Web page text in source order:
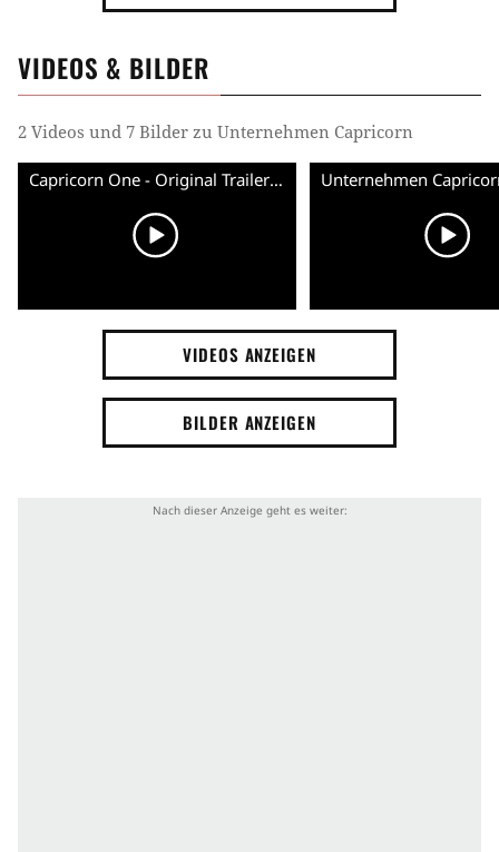
VIDEOS & BILDER
2 Videos und 7 Bilder zu Unternehmen Capricorn
Capricorn One - Original Trailer 1978
VIDEOS ANZEIGEN
BILDER ANZEIGEN